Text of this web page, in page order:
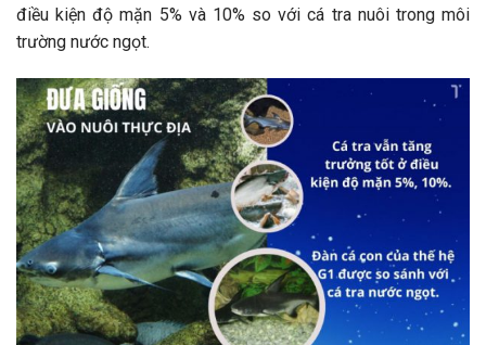
điều kiện độ mặn 5% và 10% so với cá tra nuôi trong môi
trường nước ngọt.